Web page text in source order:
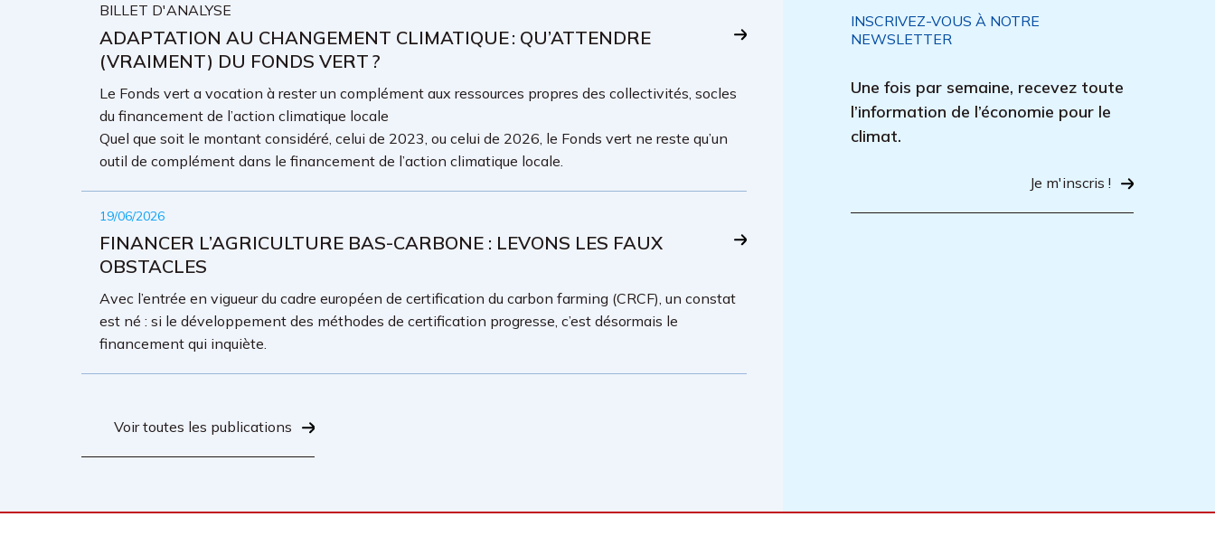
BILLET D'ANALYSE
ADAPTATION AU CHANGEMENT CLIMATIQUE : QU’ATTENDRE
(VRAIMENT) DU FONDS VERT ?
Le Fonds vert a vocation à rester un complément aux ressources propres des collectivités, socles
du financement de l’action climatique locale
Quel que soit le montant considéré, celui de 2023, ou celui de 2026, le Fonds vert ne reste qu’un
outil de complément dans le financement de l’action climatique locale.
19/06/2026
FINANCER L’AGRICULTURE BAS-CARBONE : LEVONS LES FAUX
OBSTACLES
Avec l’entrée en vigueur du cadre européen de certification du carbon farming (CRCF), un constat
est né : si le développement des méthodes de certification progresse, c’est désormais le
financement qui inquiète.
Voir toutes les publications
INSCRIVEZ-VOUS À NOTRE
NEWSLETTER
Une fois par semaine, recevez toute
l’information de l’économie pour le
climat.
Je m'inscris !